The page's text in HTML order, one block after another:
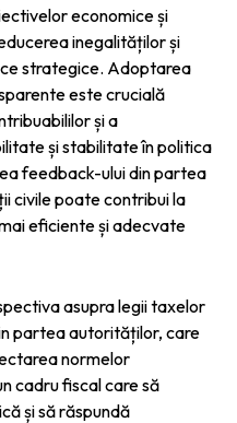
economice și
inegalităților și
strategice. Adoptarea
este crucială
și a
și stabilitate în politica
feedback-ului din partea
civile poate contribui la
eficiente și adecvate
asupra legii taxelor
partea autorităților, care
normelor
cadru fiscal care să
și să răspundă